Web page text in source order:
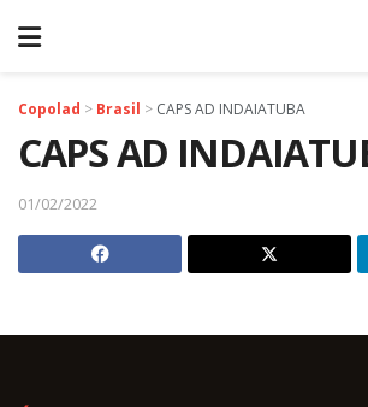
Copolad > Brasil > CAPS AD INDAIATUBA
CAPS AD
01/02/2022